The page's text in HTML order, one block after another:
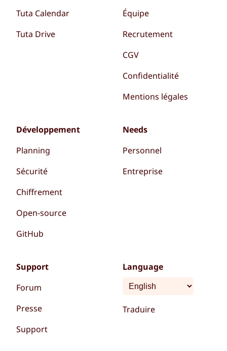
Tuta Calendar
Tuta Drive
Équipe
Recrutement
CGV
Confidentialité
Mentions légales
Développement
Planning
Sécurité
Chiffrement
Open-source
GitHub
Needs
Personnel
Entreprise
Support
Forum
Presse
Support
Language
Traduire